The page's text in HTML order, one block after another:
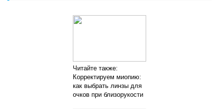
Читайте также:
Корректируем миопию:
как выбрать линзы для
очков при близорукости